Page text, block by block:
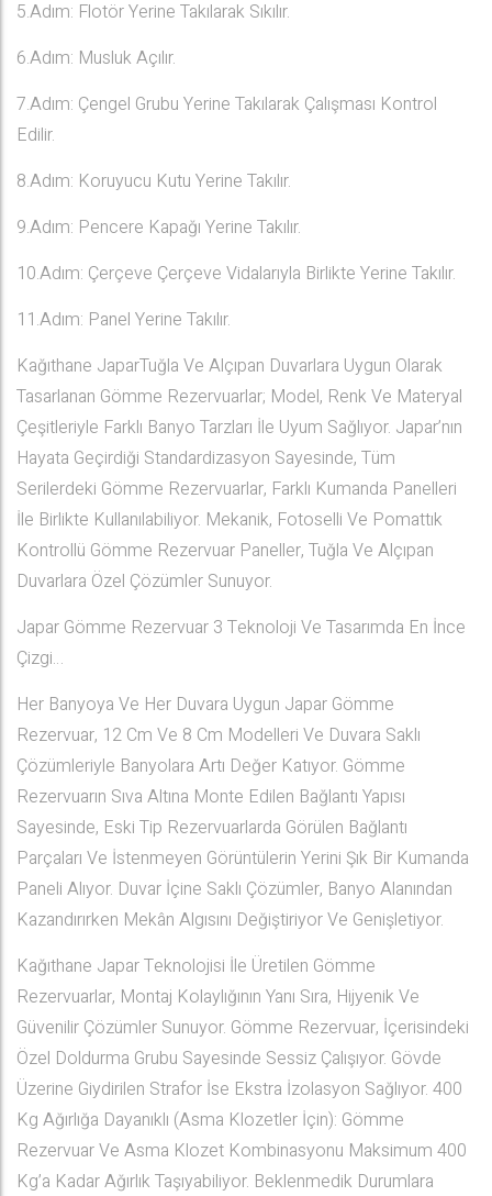
5.Adım: Flotör Yerine Takılarak Sıkılır.
6.Adım: Musluk Açılır.
7.Adım: Çengel Grubu Yerine Takılarak Çalışması Kontrol
Edilir.
8.Adım: Koruyucu Kutu Yerine Takılır.
9.Adım: Pencere Kapağı Yerine Takılır.
10.Adım: Çerçeve Çerçeve Vidalarıyla Birlikte Yerine Takılır.
11.Adım: Panel Yerine Takılır.
Kağıthane JaparTuğla Ve Alçıpan Duvarlara Uygun Olarak
Tasarlanan Gömme Rezervuarlar; Model, Renk Ve Materyal
Çeşitleriyle Farklı Banyo Tarzları İle Uyum Sağlıyor. Japar’nın
Hayata Geçirdiği Standardizasyon Sayesinde, Tüm
Serilerdeki Gömme Rezervuarlar, Farklı Kumanda Panelleri
İle Birlikte Kullanılabiliyor. Mekanik, Fotoselli Ve Pomattık
Kontrollü Gömme Rezervuar Paneller, Tuğla Ve Alçıpan
Duvarlara Özel Çözümler Sunuyor.
Japar Gömme Rezervuar 3 Teknoloji Ve Tasarımda En İnce
Çizgi…
Her Banyoya Ve Her Duvara Uygun Japar Gömme
Rezervuar, 12 Cm Ve 8 Cm Modelleri Ve Duvara Saklı
Çözümleriyle Banyolara Artı Değer Katıyor. Gömme
Rezervuarın Sıva Altına Monte Edilen Bağlantı Yapısı
Sayesinde, Eski Tip Rezervuarlarda Görülen Bağlantı
Parçaları Ve İstenmeyen Görüntülerin Yerini Şık Bir Kumanda
Paneli Alıyor. Duvar İçine Saklı Çözümler, Banyo Alanından
Kazandırırken Mekân Algısını Değiştiriyor Ve Genişletiyor.
Kağıthane Japar Teknolojisi İle Üretilen Gömme
Rezervuarlar, Montaj Kolaylığının Yanı Sıra, Hijyenik Ve
Güvenilir Çözümler Sunuyor. Gömme Rezervuar, İçerisindeki
Özel Doldurma Grubu Sayesinde Sessiz Çalışıyor. Gövde
Üzerine Giydirilen Strafor İse Ekstra İzolasyon Sağlıyor. 400
Kg Ağırlığa Dayanıklı (Asma Klozetler İçin): Gömme
Rezervuar Ve Asma Klozet Kombinasyonu Maksimum 400
Kg’a Kadar Ağırlık Taşıyabiliyor. Beklenmedik Durumlara